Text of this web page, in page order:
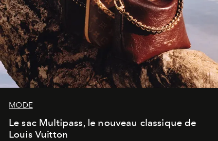
MODE
Le sac Multipass, le nouveau classique de
Louis Vuitton